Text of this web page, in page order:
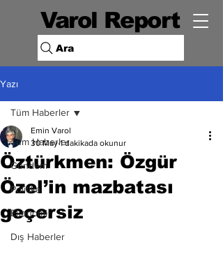
Varol Report
Ara
Yazı
Tüm Haberler
Gündem
Politika
Ekonomi
Dış Haberler
Tüm Haberler
Öztürkmen: Özgür
Özel’in mazbatası
geçersiz
Emin Varol
30 May 1 dakikada okunur